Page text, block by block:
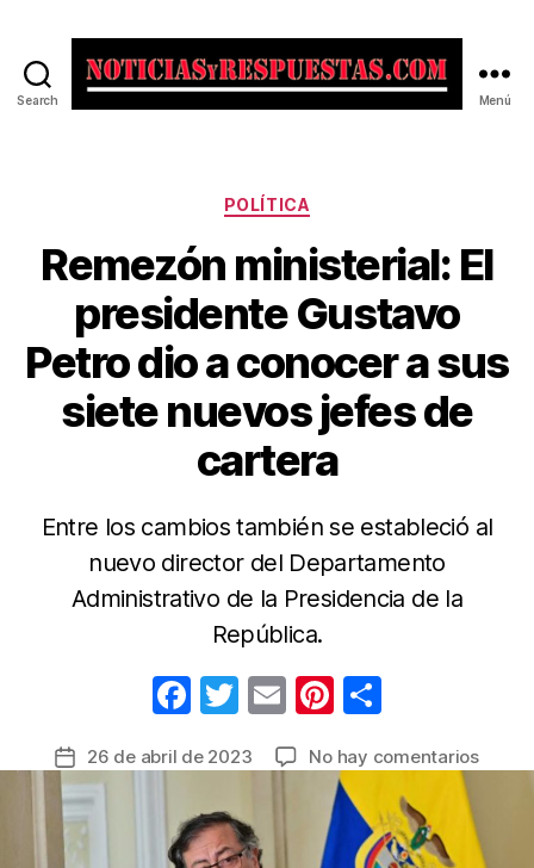
Search Menú
Categorías
POLÍTICA
​Remezón ministerial: El
presidente Gustavo
Petro dio a conocer a sus
siete nuevos jefes de
cartera
Entre los cambios también se estableció al
nuevo director del Departamento
Administrativo de la Presidencia de la
República.
F
c
e
b
T
itt
er
E
ail
Pi
er
e
st
m
p
ar
Fecha
de
la
entrada
26 de abril de 2023 No hay comentariosen
El